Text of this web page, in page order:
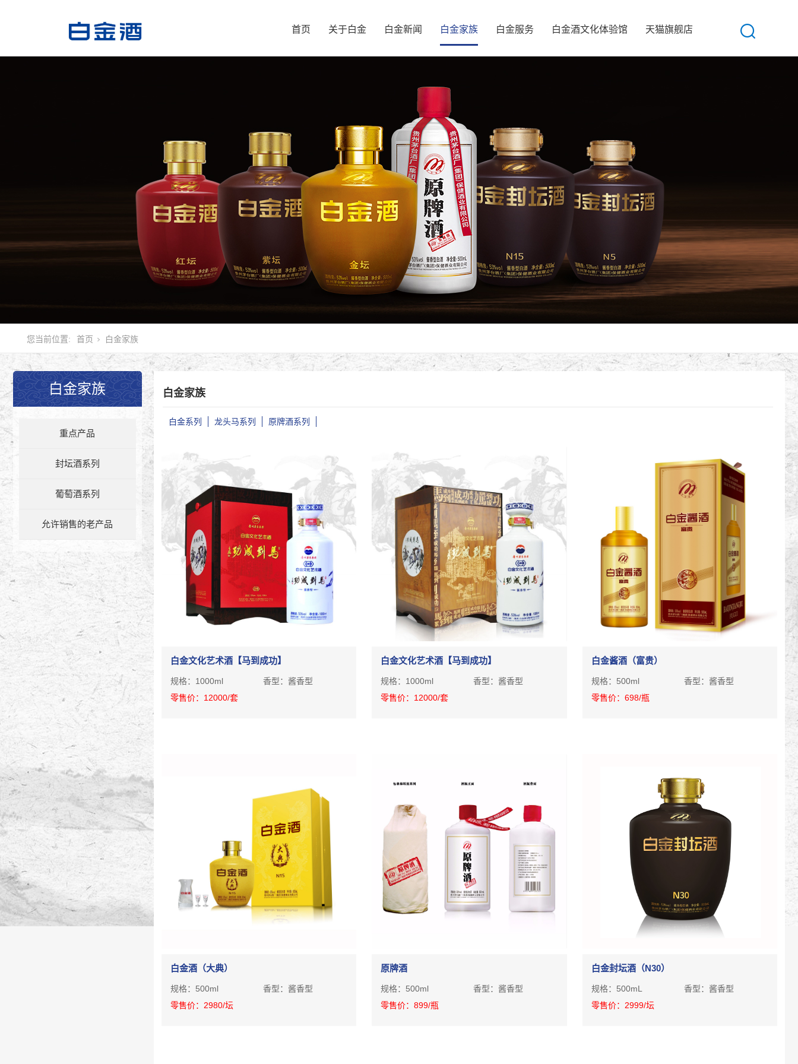
首页 关于白金 白金新闻 白金家族 白金服务 白金酒文化体验馆 天猫旗舰店
您当前位置: 首页 白金家族
白金家族
重点产品
封坛酒系列
葡萄酒系列
允许销售的老产品
白金家族
白金系列 龙头马系列 原牌酒系列
白金文化艺术酒【马到成功】
规格： 1000ml 香型： 酱香型
零售价： 12000/套
白金文化艺术酒【马到成功】
规格： 1000ml 香型： 酱香型
零售价： 12000/套
白金酱酒（富贵）
规格： 500ml 香型： 酱香型
零售价： 698/瓶
白金酒（大典）
规格： 500ml 香型： 酱香型
零售价： 2980/坛
原牌酒
规格： 500ml 香型： 酱香型
零售价：899/瓶
白金封坛酒（N30）
规格： 500mL 香型： 酱香型
零售价： 2999/坛